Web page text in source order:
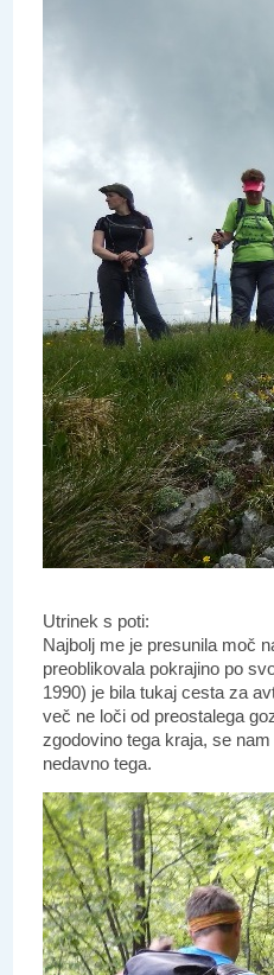
Utrinek s poti:
Najbolj me je presunila moč
preoblikovala pokrajino po
1990) je bila tukaj cesta za
več ne loči od preostalega
zgodovino tega kraja, se
nedavno tega.